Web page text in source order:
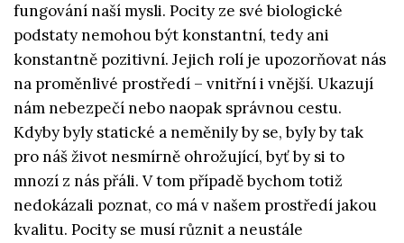
fungování naší mysli. Pocity ze své biologické
podstaty nemohou být konstantní, tedy ani
konstantně pozitivní. Jejich rolí je upozorňovat nás
na proměnlivé prostředí – vnitřní i vnější. Ukazují
nám nebezpečí nebo naopak správnou cestu.
Kdyby byly statické a neměnily by se, byly by tak
pro náš život nesmírně ohrožující, byť by si to
mnozí z nás přáli. V tom případě bychom totiž
nedokázali poznat, co má v našem prostředí jakou
kvalitu. Pocity se musí různit a neustále